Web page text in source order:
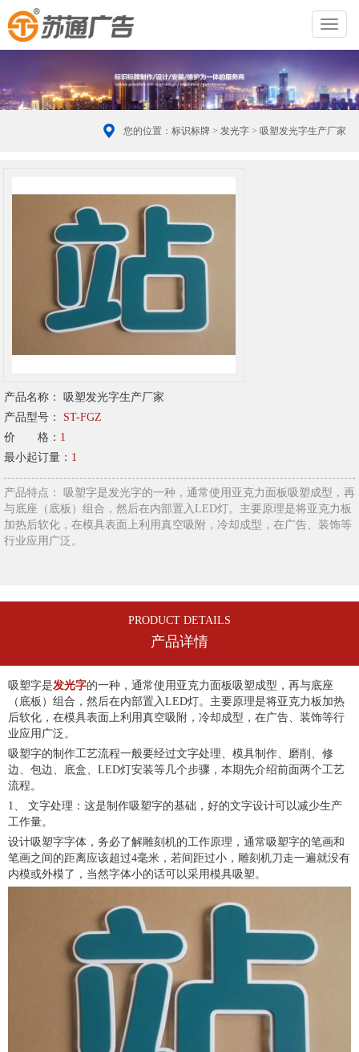
切
换
您的位置： 标识标牌 > 发光字 > 吸塑发光字生产厂家
产品名称： 吸塑发光字生产厂家
产品型号： ST-FGZ
价 格： 1
最小起订量： 1
产品特点： 吸塑字是发光字的一种，通常使用亚克力面板吸塑成型，再
与底座（底板）组合，然后在内部置入LED灯。主要原理是将亚克力板
加热后软化，在模具表面上利用真空吸附，冷却成型，在广告、装饰等
行业应用广泛。
PRODUCT DETAILS
产品详情
吸塑字是发光字的一种，通常使用亚克力面板吸塑成型，再与底座
（底板）组合，然后在内部置入LED灯。主要原理是将亚克力板加热
后软化，在模具表面上利用真空吸附，冷却成型，在广告、装饰等行
业应用广泛。
吸塑字的制作工艺流程一般要经过文字处理、模具制作、磨削、修
边、包边、底盒、LED灯安装等几个步骤，本期先介绍前面两个工艺
流程。
1、 文字处理：这是制作吸塑字的基础，好的文字设计可以减少生产
工作量。
设计吸塑字字体，务必了解雕刻机的工作原理，通常吸塑字的笔画和
笔画之间的距离应该超过4毫米，若间距过小，雕刻机刀走一遍就没有
内模或外模了，当然字体小的话可以采用模具吸塑。